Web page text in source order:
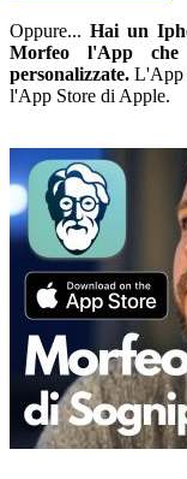
Oppure... Hai un
Morfeo l'App
personalizzate. L'App
l'App Store di Apple.